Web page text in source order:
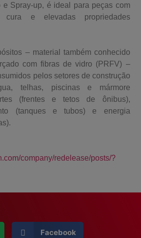
e Spray-up, é ideal para peças com
e elevadas propriedades
– material também conhecido
com fibras de vidro (PRFV) –
pelos setores de construção
telhas, piscinas e mármore
(frentes e tetos de ônibus),
(tanques e tubos) e energia
company/redelease/posts/?
Facebook